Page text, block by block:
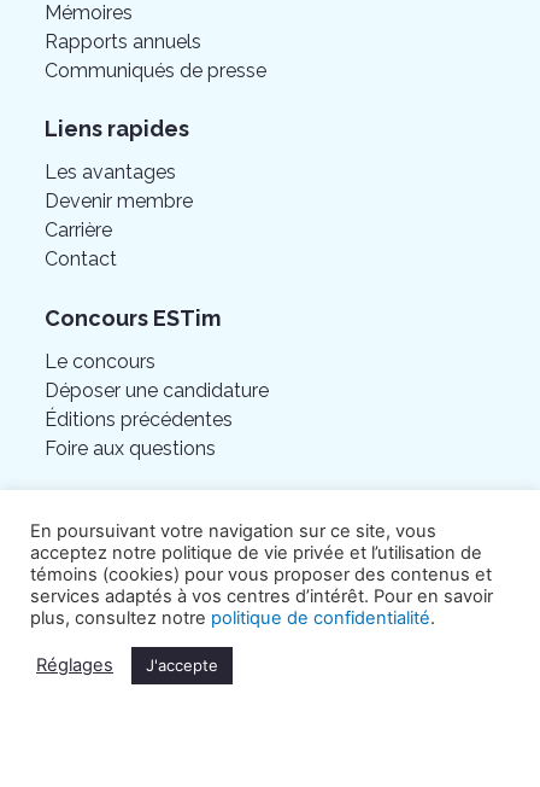
Mémoires
Rapports annuels
Communiqués de presse
Liens rapides
Les avantages
Devenir membre
Carrière
Contact
Concours ESTim
Le concours
Déposer une candidature
Éditions précédentes
Foire aux questions
©Chambre de commerce de l’Est de Montréal.
Tous droits réservés.
En poursuivant votre navigation sur ce site, vous
acceptez notre politique de vie privée et l’utilisation de
témoins (cookies) pour vous proposer des contenus et
services adaptés à vos centres d’intérêt. Pour en savoir
plus, consultez notre politique de confidentialité.
Réglages J'accepte